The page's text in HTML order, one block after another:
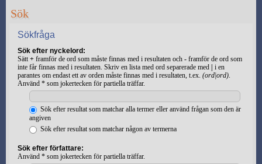
Sök
Sökfråga
Sök efter nyckelord:
Sätt+ framför de ord som måste finnas med i resultaten och - framför de ord som
inte får finnas med i resultaten. Skriv en lista med ord separerade med
i en
parantes om endast ett av orden måste finnas med i resultaten, t.ex. (ord|ord).
Använd * som jokertecken för partiella träffar.
Sök efter resultat som matchar alla termer eller använd frågan som den är
angiven
Sök efter resultat som matchar någon av termerna
Sök efter författare:
Använd * som jokertecken för partiella träffar.